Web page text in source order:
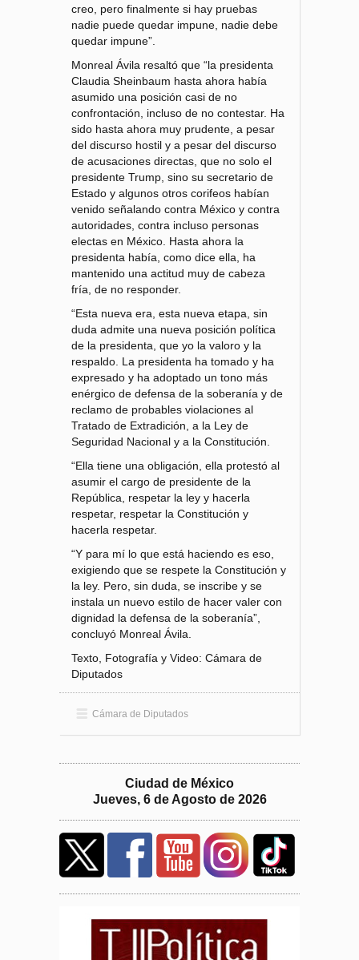
creo, pero finalmente si hay pruebas
nadie puede quedar impune, nadie debe
quedar impune”.
Monreal Ávila resaltó que “la presidenta
Claudia Sheinbaum hasta ahora había
asumido una posición casi de no
confrontación, incluso de no contestar. Ha
sido hasta ahora muy prudente, a pesar
del discurso hostil y a pesar del discurso
de acusaciones directas, que no solo el
presidente Trump, sino su secretario de
Estado y algunos otros corifeos habían
venido señalando contra México y contra
autoridades, contra incluso personas
electas en México. Hasta ahora la
presidenta había, como dice ella, ha
mantenido una actitud muy de cabeza
fría, de no responder.
“Esta nueva era, esta nueva etapa, sin
duda admite una nueva posición política
de la presidenta, que yo la valoro y la
respaldo. La presidenta ha tomado y ha
expresado y ha adoptado un tono más
enérgico de defensa de la soberanía y de
reclamo de probables violaciones al
Tratado de Extradición, a la Ley de
Seguridad Nacional y a la Constitución.
“Ella tiene una obligación, ella protestó al
asumir el cargo de presidente de la
República, respetar la ley y hacerla
respetar, respetar la Constitución y
hacerla respetar.
“Y para mí lo que está haciendo es eso,
exigiendo que se respete la Constitución y
la ley. Pero, sin duda, se inscribe y se
instala un nuevo estilo de hacer valer con
dignidad la defensa de la soberanía”,
concluyó Monreal Ávila.
Texto, Fotografía y Video: Cámara de
Diputados
Cámara de Diputados
Ciudad de México
Jueves, 6 de Agosto de 2026